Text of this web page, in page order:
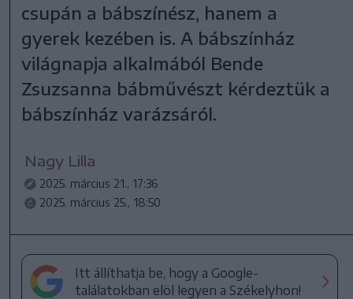
csupán a bábszínész, hanem a
gyerek kezében is. A bábszínház
világnapja alkalmából Bende
Zsuzsanna bábművészt kérdeztük a
bábszínház varázsáról.
Nagy Lilla
2025. március 21., 17:36
2025. március 25., 18:50
Itt állíthatja be, hogy a Google-
találatokban elöl legyen a Székelyhon!